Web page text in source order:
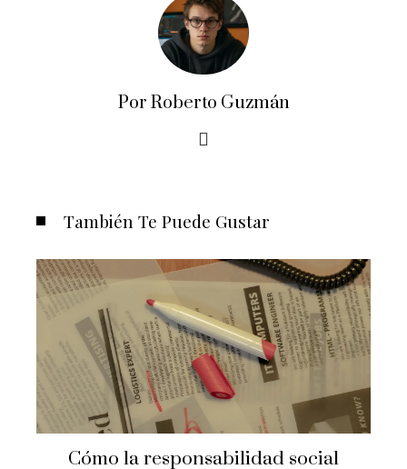
Por Roberto Guzmán
También Te Puede Gustar
Cómo la responsabilidad social